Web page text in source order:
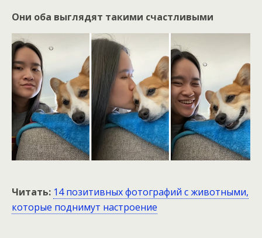
Они оба выглядят такими счастливыми
Читать: 14 позитивных фотографий с животными,
которые поднимут настроение